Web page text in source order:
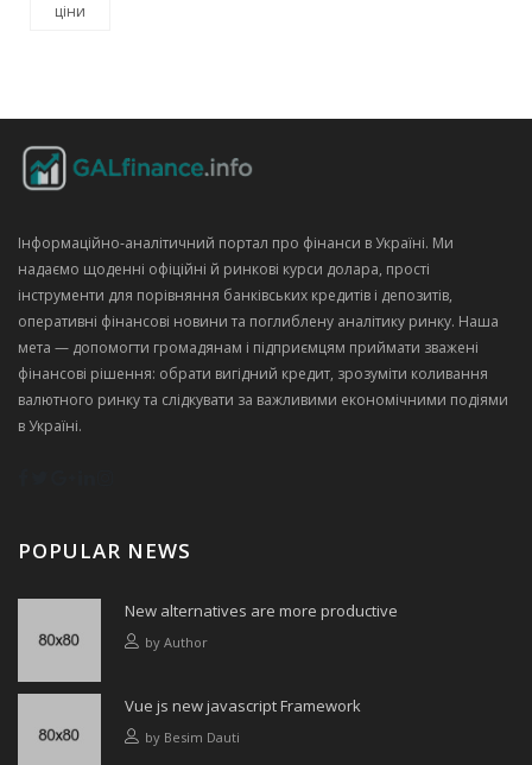
ціни
Інформаційно‑аналітичний портал про фінанси в Україні. Ми
надаємо щоденні офіційні й ринкові курси долара, прості
інструменти для порівняння банківських кредитів і депозитів,
оперативні фінансові новини та поглиблену аналітику ринку. Наша
мета — допомогти громадянам і підприємцям приймати зважені
фінансові рішення: обрати вигідний кредит, зрозуміти коливання
валютного ринку та слідкувати за важливими економічними подіями
в Україні.
POPULAR NEWS
New alternatives are more productive
by Author
Vue js new javascript Framework
by Besim Dauti